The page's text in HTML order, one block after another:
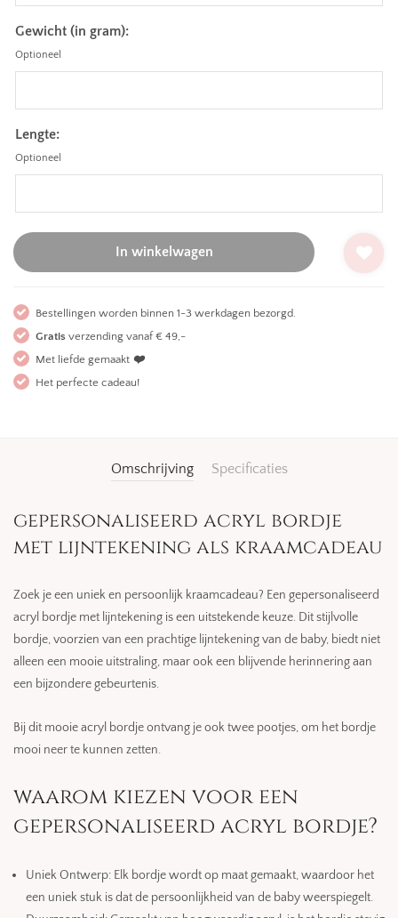
Gewicht (in gram):
Optioneel
Lengte:
Optioneel
In winkelwagen
Bestellingen worden binnen 1-3 werkdagen bezorgd.
Gratis verzending vanaf € 49,-
Met liefde gemaakt ❤️
Het perfecte cadeau!
Omschrijving Specificaties
gepersonaliseerd acryl bordje
met lijntekening als kraamcadeau
Zoek je een uniek en persoonlijk kraamcadeau? Een gepersonaliseerd
acryl bordje met lijntekening is een uitstekende keuze. Dit stijlvolle
bordje, voorzien van een prachtige lijntekening van de baby, biedt niet
alleen een mooie uitstraling, maar ook een blijvende herinnering aan
een bijzondere gebeurtenis.
Bij dit mooie acryl bordje ontvang je ook twee pootjes, om het bordje
mooi neer te kunnen zetten.
waarom kiezen voor een
gepersonaliseerd acryl bordje?
Uniek Ontwerp: Elk bordje wordt op maat gemaakt, waardoor het
een uniek stuk is dat de persoonlijkheid van de baby weerspiegelt.